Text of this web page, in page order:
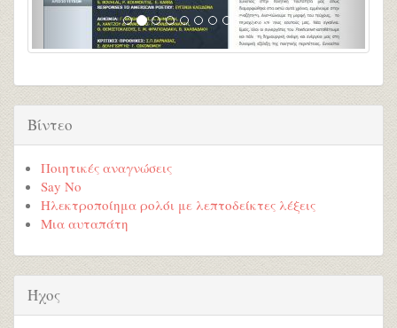
Βίντεο
Ποιητικές αναγνώσεις
Say No
Ηλεκτροποίημα ρολόι με λεπτοδείκτες λέξεις
Μια αυταπάτη
Ήχος